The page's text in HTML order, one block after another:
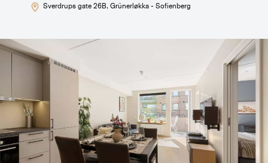
Sverdrups gate 26B, Grünerløkka - Sofienberg